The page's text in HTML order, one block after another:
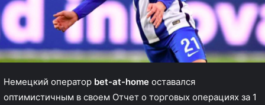
Немецкий оператор bet-at-home оставался
оптимистичным в своем Отчет о торговых операциях за 1